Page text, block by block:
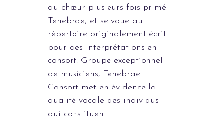
du chœur plusieurs fois primé
Tenebrae, et se voue au
répertoire originalement écrit
pour des interprétations en
consort. Groupe exceptionnel
de musiciens, Tenebrae
Consort met en évidence la
qualité vocale des individus
qui constituent...